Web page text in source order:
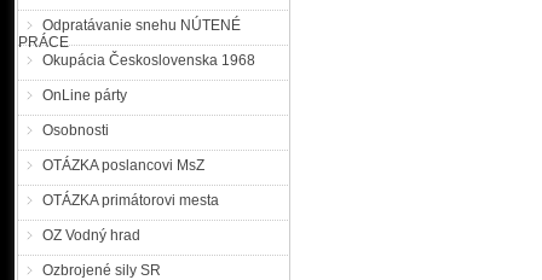
Odpratávanie snehu NÚTENÉ
PRÁCE
Okupácia Československa 1968
OnLine párty
Osobnosti
OTÁZKA poslancovi MsZ
OTÁZKA primátorovi mesta
OZ Vodný hrad
Ozbrojené sily SR